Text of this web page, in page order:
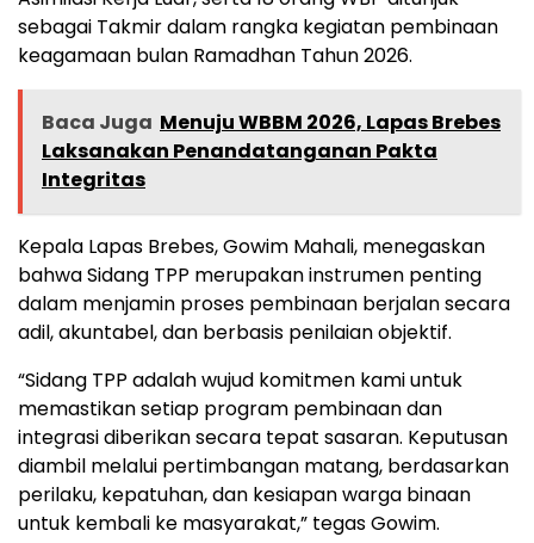
sebagai Takmir dalam rangka kegiatan pembinaan
keagamaan bulan Ramadhan Tahun 2026.
Baca Juga Menuju WBBM 2026, Lapas Brebes
Laksanakan Penandatanganan Pakta
Integritas
Kepala Lapas Brebes, Gowim Mahali, menegaskan
bahwa Sidang TPP merupakan instrumen penting
dalam menjamin proses pembinaan berjalan secara
adil, akuntabel, dan berbasis penilaian objektif.
“Sidang TPP adalah wujud komitmen kami untuk
memastikan setiap program pembinaan dan
integrasi diberikan secara tepat sasaran. Keputusan
diambil melalui pertimbangan matang, berdasarkan
perilaku, kepatuhan, dan kesiapan warga binaan
untuk kembali ke masyarakat,” tegas Gowim.